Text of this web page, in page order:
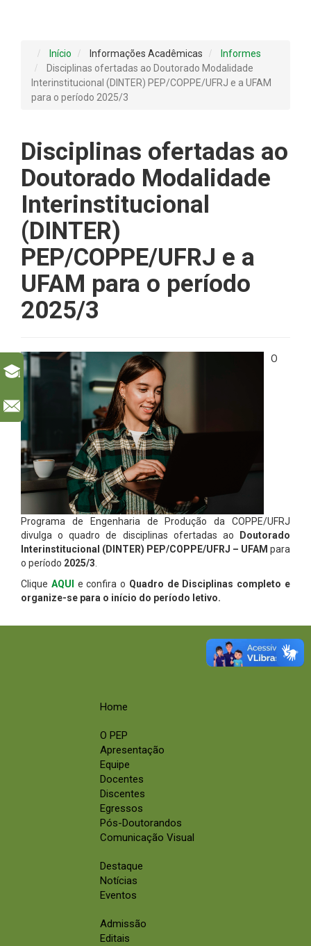
Início Informações Acadêmicas
Informes
Disciplinas ofertadas ao Doutorado Modalidade
Interinstitucional (DINTER) PEP/COPPE/UFRJ e a UFAM
para o período 2025/3
Disciplinas ofertadas ao
Doutorado Modalidade
Interinstitucional
(DINTER)
PEP/COPPE/UFRJ e a
UFAM para o período
2025/3
O
Programa de Engenharia de Produção da COPPE/UFRJ
divulga o quadro de disciplinas ofertadas ao
Doutorado
Interinstitucional (DINTER) PEP/COPPE/UFRJ – UFAM para
o período 2025/3.
Clique AQUI e confira o Quadro de Disciplinas completo e
organize-se para o início do período letivo.
Home
O PEP
Apresentação
Equipe
Docentes
Discentes
Egressos
Pós-Doutorandos
Comunicação Visual
Destaque
Notícias
Eventos
Admissão
Editais